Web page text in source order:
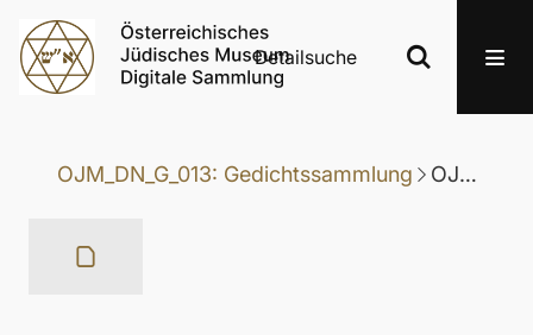
Detailsuche
OJM_DN_G_013: Gedichtssammlung OJM_DN_G_013-006: Gedicht